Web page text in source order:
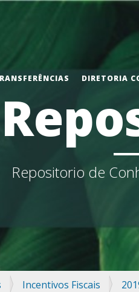
Repositorio de
DIRETORIA
Incentivos Fiscais